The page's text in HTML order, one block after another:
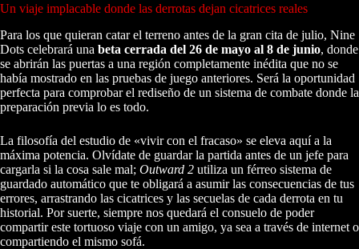
Un viaje implacable donde las derrotas dejan cicatrices reales
Para los que quieran catar el terreno antes de la gran cita de julio, Nine
Dots celebrará una beta cerrada del 26 de mayo al 8 de junio, donde
se abrirán las puertas a una región completamente inédita que no se
había mostrado en las pruebas de juego anteriores. Será la oportunidad
perfecta para comprobar el rediseño de un sistema de combate donde la
preparación previa lo es todo.
La filosofía del estudio de «vivir con el fracaso» se eleva aquí a la
máxima potencia. Olvídate de guardar la partida antes de un jefe para
cargarla si la cosa sale mal; Outward 2 utiliza un férreo sistema de
guardado automático que te obligará a asumir las consecuencias de tus
errores, arrastrando las cicatrices y las secuelas de cada derrota en tu
historial. Por suerte, siempre nos quedará el consuelo de poder
compartir este tortuoso viaje con un amigo, ya sea a través de internet o
compartiendo el mismo sofá.